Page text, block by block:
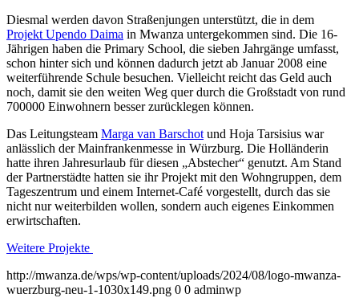
Diesmal werden davon Straßenjungen unterstützt, die in dem
Projekt Upendo Daima in Mwanza untergekommen sind. Die 16-
Jährigen haben die Primary School, die sieben Jahrgänge umfasst,
schon hinter sich und können dadurch jetzt ab Januar 2008 eine
weiterführende Schule besuchen. Vielleicht reicht das Geld auch
noch, damit sie den weiten Weg quer durch die Großstadt von rund
700000 Einwohnern besser zurücklegen können.
Das Leitungsteam Marga van Barschot und Hoja Tarsisius war
anlässlich der Mainfrankenmesse in Würzburg. Die Holländerin
hatte ihren Jahresurlaub für diesen „Abstecher“ genutzt. Am Stand
der Partnerstädte hatten sie ihr Projekt mit den Wohngruppen, dem
Tageszentrum und einem Internet-Café vorgestellt, durch das sie
nicht nur weiterbilden wollen, sondern auch eigenes Einkommen
erwirtschaften.
Weitere Projekte
http://mwanza.de/wps/wp-content/uploads/2024/08/logo-mwanza-
wuerzburg-neu-1-1030x149.png 0 0 adminwp